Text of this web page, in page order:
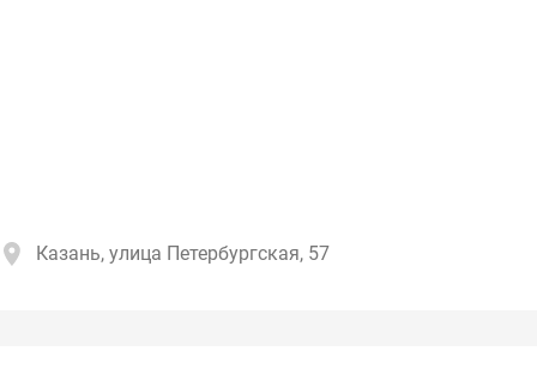
Казань, улица Петербургская, 57